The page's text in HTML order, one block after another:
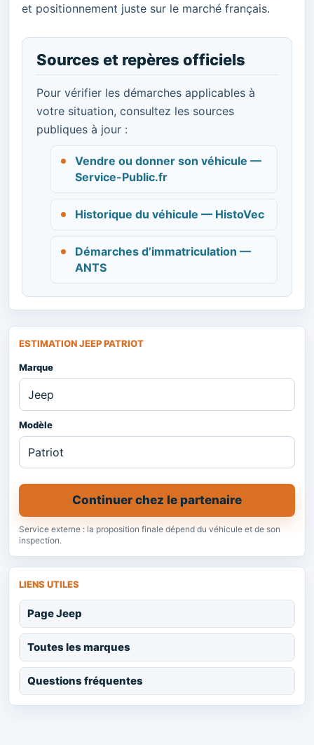
et positionnement juste sur le marché français.
Sources et repères officiels
Pour vérifier les démarches applicables à
votre situation, consultez les sources
publiques à jour :
Vendre ou donner son véhicule —
Service-Public.fr
Historique du véhicule — HistoVec
Démarches d’immatriculation —
ANTS
ESTIMATION JEEP PATRIOT
Marque
Modèle
Continuer chez le partenaire
Service externe : la proposition finale dépend du véhicule et de son
inspection.
LIENS UTILES
Page Jeep
Toutes les marques
Questions fréquentes